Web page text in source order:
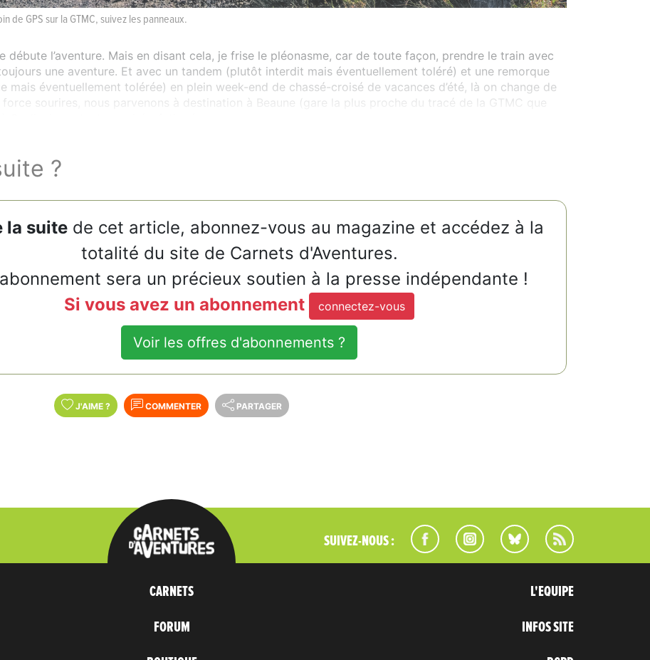
de GPS sur la GTMC, suivez les panneaux.
débute l’aventure. Mais en disant cela, je frise le pléonasme, car de toute façon, prendre le train avec
une aventure. Et avec un tandem (plutôt interdit mais éventuellement toléré) et une remorque
mais éventuellement tolérée) en plein week-end de chassé-croisé de vacances d’été, là on change de
force sourires, nous parvenons à destination à Beaune (gare la plus proche du tracé de la GTMC que
?
la suite de cet article, abonnez-vous au magazine et accédez à la
totalité du site de Carnets d'Aventures.
sera un précieux soutien à la presse indépendante !
Si vous avez un abonnement
connectez-vous
Voir les offres d'abonnements ?
J'AIME ? COMMENTER PARTAGER
SUIVEZ-NOUS :
CARNETS
FORUM
L'EQUIPE
INFOS SITE